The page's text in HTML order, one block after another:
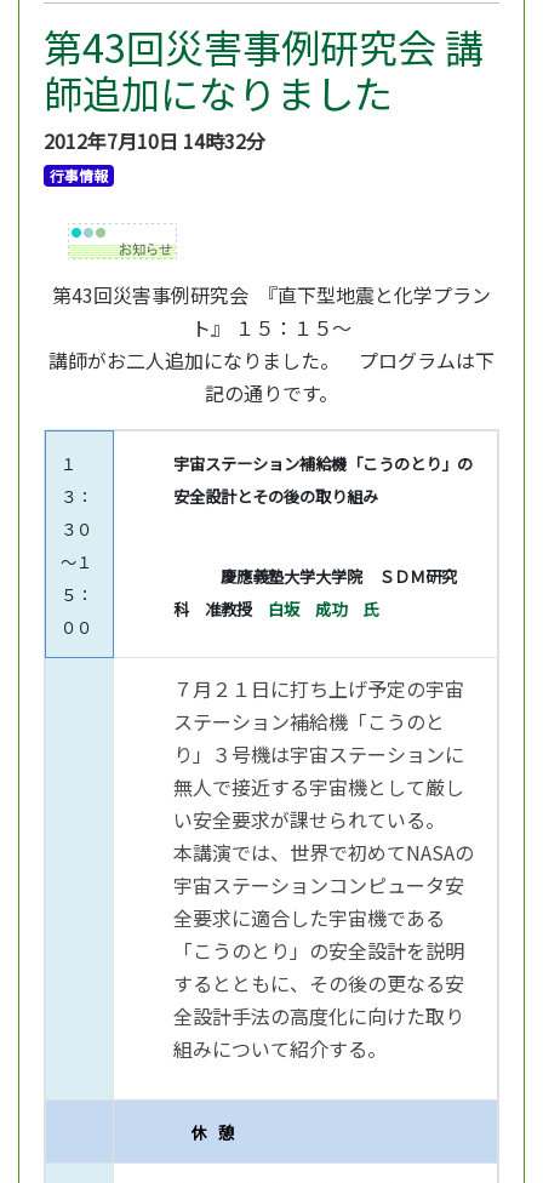
第43回災害事例研究会 講
師追加になりました
2012年7月10日 14時32分
行事情報
第43回災害事例研究会 『直下型地震と化学プラン
ト』 １５：１５～
講師がお二人追加になりました。 プログラムは下
記の通りです。
１
３：
３０
～１
５：
００
宇宙ステーション補給機「こうのとり」の
安全設計とその後の取り組み
慶應義塾大学大学院 ＳＤＭ研究
科 准教授 白坂 成功 氏
７月２１日に打ち上げ予定の宇宙
ステーション補給機「こうのと
り」３号機は宇宙ステーションに
無人で接近する宇宙機として厳し
い安全要求が課せられている。
本講演では、世界で初めてNASAの
宇宙ステーションコンピュータ安
全要求に適合した宇宙機である
「こうのとり」の安全設計を説明
するとともに、その後の更なる安
全設計手法の高度化に向けた取り
組みについて紹介する。
休 憩